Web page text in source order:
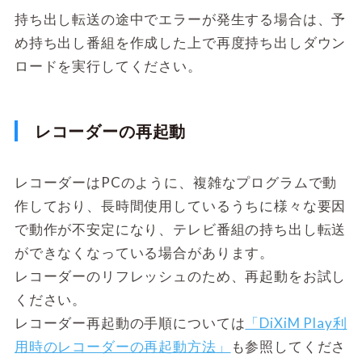
持ち出し転送の途中でエラーが発生する場合は、予
め持ち出し番組を作成した上で再度持ち出しダウン
ロードを実行してください。
レコーダーの再起動
レコーダーはPCのように、複雑なプログラムで動
作しており、長時間使用しているうちに様々な要因
で動作が不安定になり、テレビ番組の持ち出し転送
ができなくなっている場合があります。
レコーダーのリフレッシュのため、再起動をお試し
ください。
レコーダー再起動の手順については 「DiXiM Play利
用時のレコーダーの再起動方法」
も参照してくださ